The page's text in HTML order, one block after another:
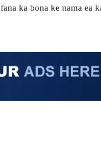
ka bona ke nama ea